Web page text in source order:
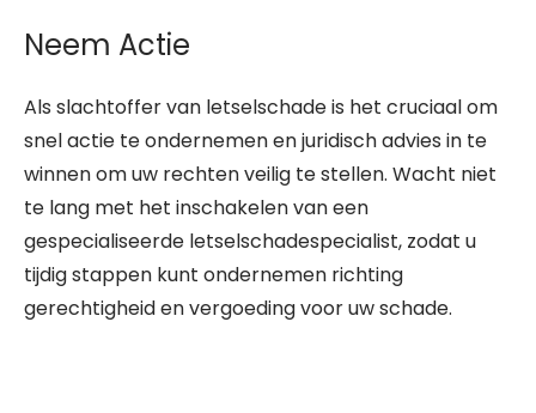
Neem Actie
Als slachtoffer van letselschade is het cruciaal om
snel actie te ondernemen en juridisch advies in te
winnen om uw rechten veilig te stellen. Wacht niet
te lang met het inschakelen van een
gespecialiseerde letselschadespecialist, zodat u
tijdig stappen kunt ondernemen richting
gerechtigheid en vergoeding voor uw schade.